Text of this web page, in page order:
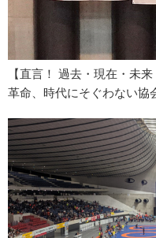
【直言！ 過去・現在・未
革命、時代にそぐわない協